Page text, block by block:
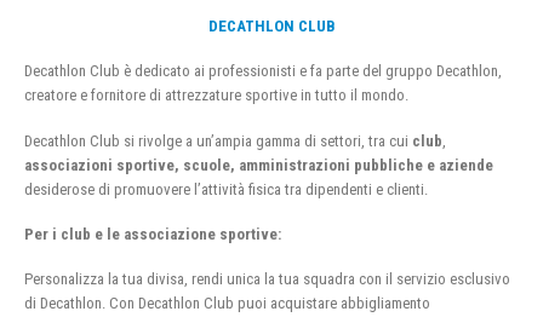
DECATHLON CLUB
Decathlon Club è dedicato ai professionisti e fa parte del gruppo Decathlon,
creatore e fornitore di attrezzature sportive in tutto il mondo.
Decathlon Club si rivolge a un’ampia gamma di settori, tra cui club
associazioni sportive, scuole, amministrazioni pubbliche e aziende
desiderose di promuovere l’attività fisica tra dipendenti e clienti.
Per i club e le associazione sportive:
Personalizza la tua divisa, rendi unica la tua squadra con il servizio esclusivo
di Decathlon. Con Decathlon Club puoi acquistare abbigliamento